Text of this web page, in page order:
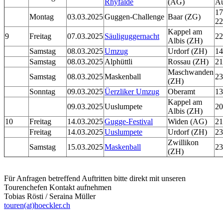
Montag
03.03.2025Guggen-Challenge Baar (ZG)
9
Freitag 07.03.2025 Säuliguggernacht
Kappel am
Albis (ZH)
Samstag
08.03.2025Umzug Urdorf (ZH)
Samstag
08.03.2025 Alphüttli Rossau (ZH)
Samstag
08.03.2025Maskenball
Maschwanden
(ZH)
Sonntag
09.03.2025Üerzliker Umzug Oberamt
09.03.2025Uuslumpete
Kappel am
Albis (ZH)
10
Freitag 14.03.2025Gugge-Festival Widen (AG)
Freitag
14.03.2025Uuslumpete Urdorf (ZH)
Samstag
15.03.2025Maskenball
Zwillikon
(ZH)
Für Anfragen betreffend Auftritten bitte direkt mit unseren
Tourenchefen Kontakt aufnehmen
Tobias Rösti / Seraina Müller
touren(at)hoeckler.ch